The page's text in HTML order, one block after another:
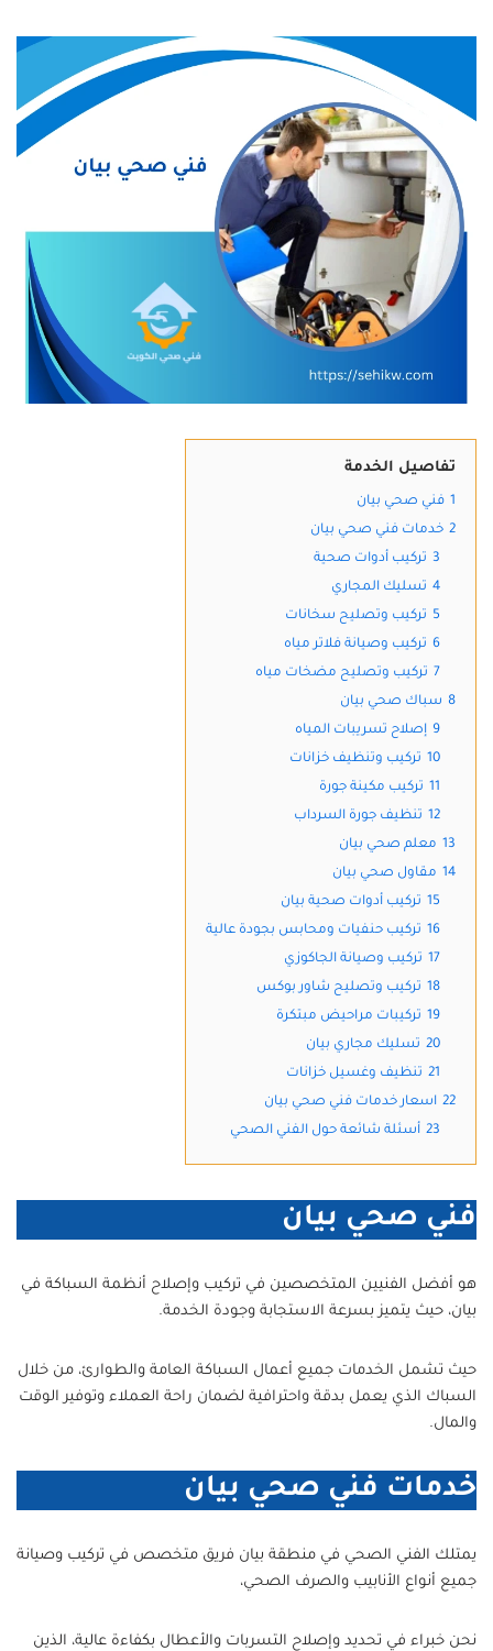
تفاصيل الخدمة
1 فني صحي بيان
2 خدمات فني صحي بيان
3 تركيب أدوات صحية
4 تسليك المجاري
5 تركيب وتصليح سخانات
6 تركيب وصيانة فلاتر مياه
7 تركيب وتصليح مضخات مياه
8 سباك صحي بيان
9 إصلاح تسريبات المياه
10 تركيب وتنظيف خزانات
11 تركيب مكينة جورة
12 تنظيف جورة السرداب
13 معلم صحي بيان
14 مقاول صحي بيان
15 تركيب أدوات صحية بيان
16 تركيب حنفيات ومحابس بجودة عالية
17 تركيب وصيانة الجاكوزي
18 تركيب وتصليح شاور بوكس
19 تركيبات مراحيض مبتكرة
20 تسليك مجاري بيان
21 تنظيف وغسيل خزانات
22 اسعار خدمات فني صحي بيان
23 أسئلة شائعة حول الفني الصحي
فني صحي بيان
هو أفضل الفنيين المتخصصين في تركيب وإصلاح أنظمة السباكة في
بيان، حيث يتميز بسرعة الاستجابة وجودة الخدمة.
حيث تشمل الخدمات جميع أعمال السباكة العامة والطوارئ، من خلال
السباك الذي يعمل بدقة واحترافية لضمان راحة العملاء وتوفير الوقت
والمال.
خدمات فني صحي بيان
يمتلك الفني الصحي في منطقة بيان فريق متخصص في تركيب وصيانة
جميع أنواع الأنابيب والصرف الصحي،
نحن خبراء في تحديد وإصلاح التسربات والأعطال بكفاءة عالية، الذين